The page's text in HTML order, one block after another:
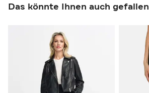
Das könnte Ihnen auch gefallen